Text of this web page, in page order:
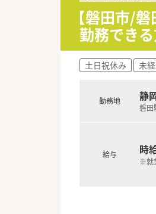
■在
【磐田市/
勤務でき
土日祝休み 未
勤務地 静
磐田
給与 時
※就